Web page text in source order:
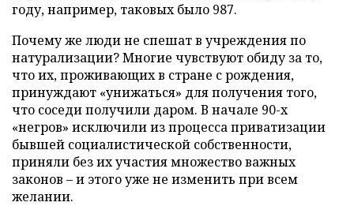
году, например, таковых было 987.
Почему же люди не спешат в учреждения по
натурализации? Многие чувствуют обиду за то,
что их, проживающих в стране с рождения,
принуждают «унижаться» для получения того,
что соседи получили даром. В начале 90-х
«негров» исключили из процесса приватизации
бывшей социалистической собственности,
приняли без их участия множество важных
законов – и этого уже не изменить при всем
желании.